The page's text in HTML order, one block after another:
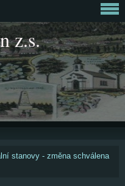
z.s.
stanovy - změna schválena